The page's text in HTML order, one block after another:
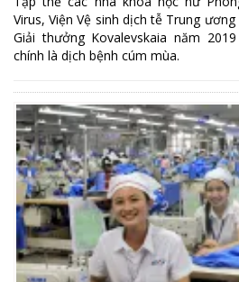
Virus, Viện Vệ sinh dịch tễ Trung
Giải thưởng Kovalevskaia năm
chính là dịch bệnh cúm mùa.